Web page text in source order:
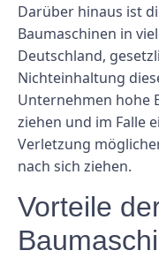
Darüber hinaus ist
Baumaschinen in
Deutschland,
Nichteinhaltung
Unternehmen hohe
ziehen und im Falle
Verletzung
nach sich ziehen.
Vorteile